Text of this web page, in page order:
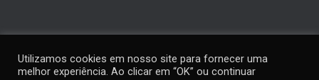
Utilizamos cookies em nosso site para fornecer uma
melhor experiência. Ao clicar em “OK” ou continuar